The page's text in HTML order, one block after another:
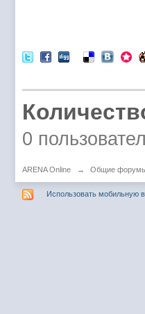
0
ARENA Online → Общие
Использовать мобильную